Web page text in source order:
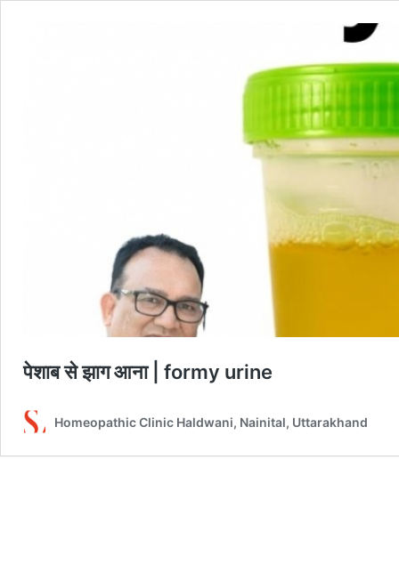
पेशाब से झाग आना | formy urine
Homeopathic Clinic Haldwani, Nainital, Uttarakhand